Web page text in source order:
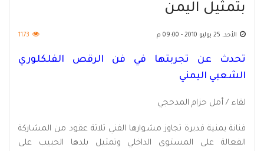
بتمثيل اليمن
الأحد, 25 يوليو 2010 - 09:00 م 1173
تحدث عن تجربتها في فن الرقص الفلكلوري
الشعبي اليمني
لقاء / أمل حزام المدحجي
فنانة يمنية قديرة تجاوز مشوارها الفني ثلاثة عقود من المشاركة
الفعالة على المستوى الداخلي وتمثيل بلدها الحبيب على